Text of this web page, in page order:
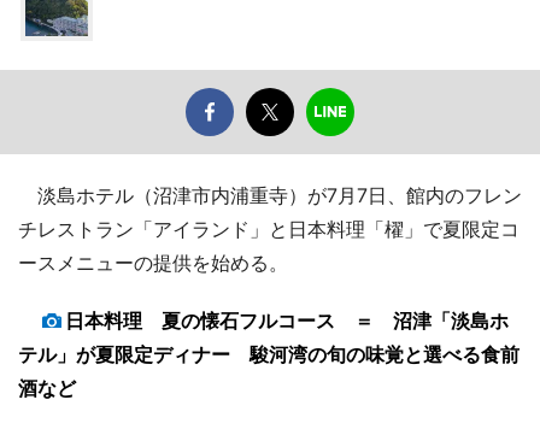
淡島ホテル（沼津市内浦重寺）が7月7日、館内のフレン
チレストラン「アイランド」と日本料理「櫂」で夏限定コ
ースメニューの提供を始める。
日本料理 夏の懐石フルコース ＝ 沼津「淡島ホ
テル」が夏限定ディナー 駿河湾の旬の味覚と選べる食前
酒など